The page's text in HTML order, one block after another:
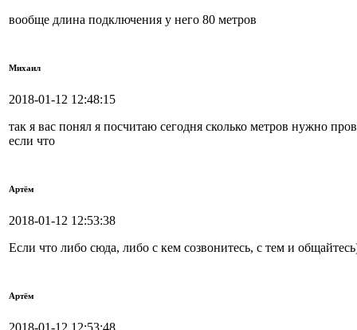
вообще длина подключения у него 80 метров
Михаил
2018-01-12 12:48:15
так я вас понял я посчитаю сегодня сколько метров нужно
если что
Артём
2018-01-12 12:53:38
Если что либо сюда, либо с кем созвонитесь, с тем и
Артём
2018-01-12 12:53:48